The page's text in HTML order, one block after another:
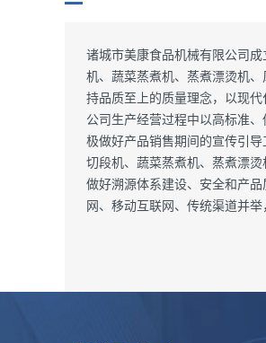
诸城市美康食品机械有限公司
机、蔬菜蒸煮机、蒸煮漂烫机
持品质至上的质量理念，以现
公司生产经营过程中以高标准
极做好产品销售期间的宣传引
切段机、蔬菜蒸煮机、蒸煮漂
做好溯源体系建设、安全和产
网、移动互联网、传统渠道并